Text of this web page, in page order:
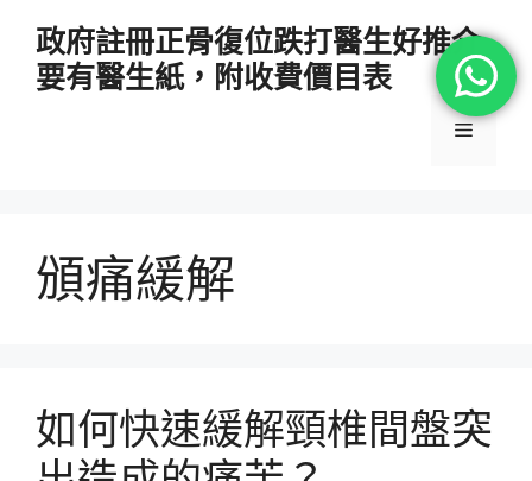
政府註冊正骨復位跌打醫生好推介
要有醫生紙，附收費價目表
選
頒痛緩解
如何快速緩解頸椎間盤突